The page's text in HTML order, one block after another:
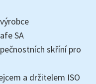
SA
skříní pro
a držitelem ISO